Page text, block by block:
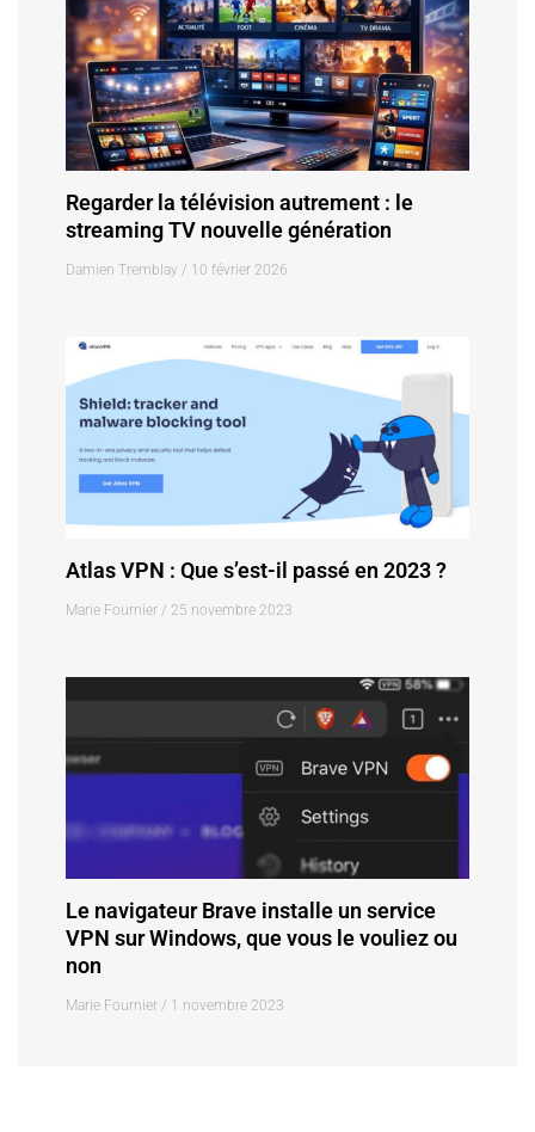
Regarder la télévision autrement : le
streaming TV nouvelle génération
Damien Tremblay 10 février 2026
Atlas VPN : Que s’est-il passé en 2023 ?
Marie Fournier 25 novembre 2023
Le navigateur Brave installe un service
VPN sur Windows, que vous le vouliez ou
non
Marie Fournier 1 novembre 2023